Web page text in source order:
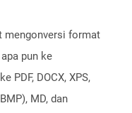
mengonversi format
pun ke
PDF, DOCX, XPS,
MD, dan